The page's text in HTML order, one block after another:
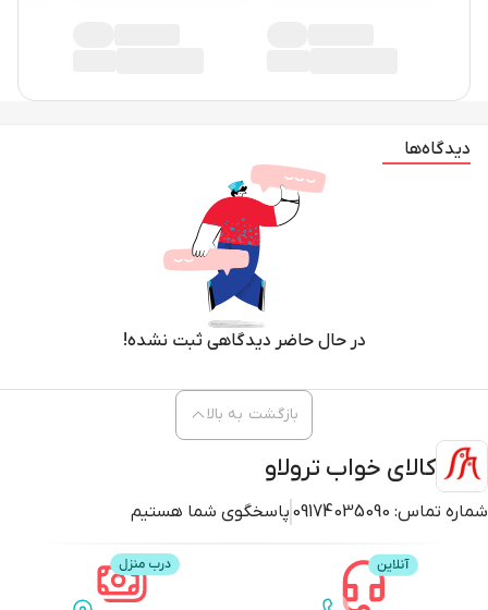
دیدگاه‌ها
در حال حاضر دیدگاهی ثبت نشده!
کالای خواب ترولاو
شماره تماس: 09174035090 پاسخگوی شما هستیم
بازگشت به بالا